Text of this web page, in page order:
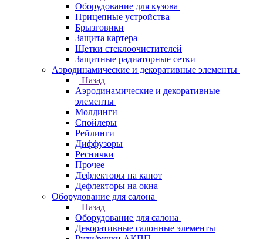
Оборудование для кузова
Прицепные устройства
Брызговики
Защита картера
Щетки стеклоочистителей
Защитные радиаторные сетки
Аэродинамические и декоративные элементы
Назад
Аэродинамические и декоративные
элементы
Молдинги
Спойлеры
Рейлинги
Диффузоры
Реснички
Прочее
Дефлекторы на капот
Дефлекторы на окна
Оборудование для салона
Назад
Оборудование для салона
Декоративные салонные элементы